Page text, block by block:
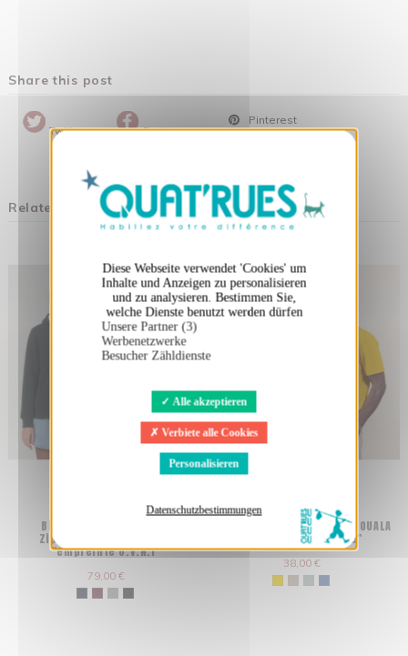
Diese Webseite verwendet 'Cookies' um
Inhalte und Anzeigen zu personalisieren
und zu analysieren. Bestimmen Sie,
welche Dienste benutzt werden dürfen
Unsere Partner (3)
Werbenetzwerke
Besucher Zähldienste
Alle akzeptieren
Verbiete alle Cookies
Personalisieren
Datenschutzbestimmungen
Share this post
Twitter Partager
Pinterest
Related products
Bio und Fair gefütterte
Zippweste ROME Sherpa
"empreinte O.V.N.I"
79,00 €
Organic und Fair T-Shirt DOUALA
"Usine buissonnière"
38,00 €